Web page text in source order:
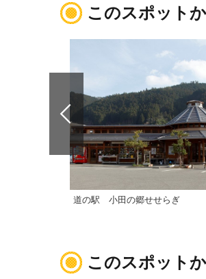
このスポット
道の駅 小田の郷せせらぎ
このスポット